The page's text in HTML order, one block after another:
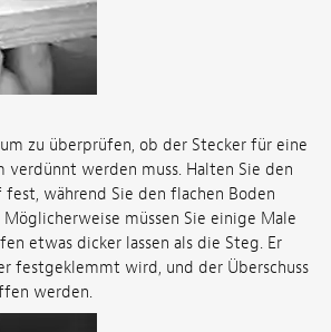
zu überprüfen, ob der Stecker für eine
verdünnt werden muss. Halten Sie den
während Sie den flachen Boden
Möglicherweise müssen Sie einige Male
etwas dicker lassen als die Steg. Er
festgeklemmt wird, und der Überschuss
werden.